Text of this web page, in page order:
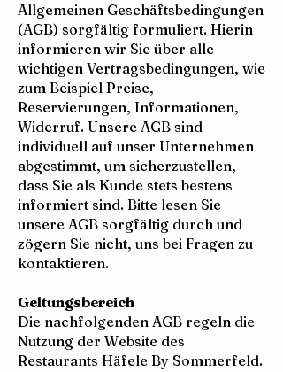
Allgemeinen Geschäftsbedingungen
(AGB) sorgfältig formuliert. Hierin
informieren wir Sie über alle
wichtigen Vertragsbedingungen, wie
zum Beispiel Preise,
Reservierungen, Informationen,
Widerruf. Unsere AGB sind
individuell auf unser Unternehmen
abgestimmt, um sicherzustellen,
dass Sie als Kunde stets bestens
informiert sind. Bitte lesen Sie
unsere AGB sorgfältig durch und
zögern Sie nicht, uns bei Fragen zu
kontaktieren.
Geltungsbereich
Die nachfolgenden AGB regeln die
Nutzung der Website des
Restaurants Häfele By Sommerfeld.